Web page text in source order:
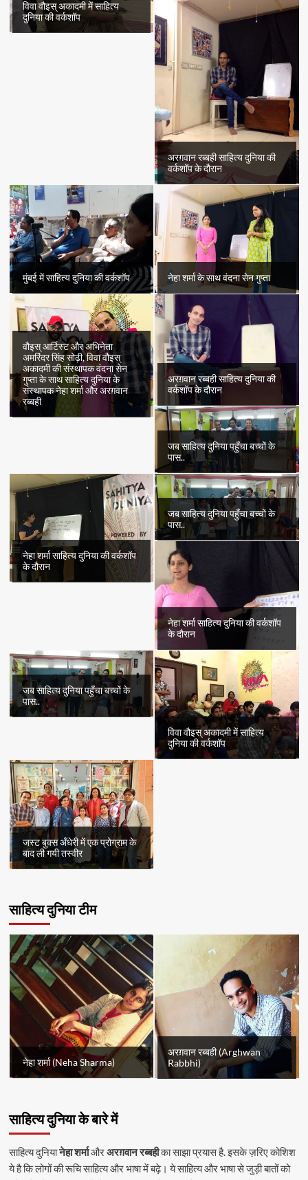
विवा वौइस् अकादमी में साहित्य
दुनिया की वर्कशॉप
अरग़वान रब्बही साहित्य दुनिया की
वर्कशॉप के दौरान
मुंबई में साहित्य दुनिया की वर्कशॉप नेहा शर्मा के साथ वंदना सेन गुप्ता
वौइस् आर्टिस्ट और अभिनेता
अमरिंदर सिंह सोढ़ी, विवा वौइस्
अकादमी की संस्थापक वंदना सेन
गुप्ता के साथ साहित्य दुनिया के
संस्थापक नेहा शर्मा और अरग़वान
रब्बही
अरग़वान रब्बही साहित्य दुनिया की
वर्कशॉप के दौरान
जब साहित्य दुनिया पहुँचा बच्चों के
पास..
नेहा शर्मा साहित्य दुनिया की वर्कशॉप
के दौरान
जब साहित्य दुनिया पहुँचा बच्चों के
पास..
नेहा शर्मा साहित्य दुनिया की वर्कशॉप
के दौरान
जब साहित्य दुनिया पहुँचा बच्चों के
पास..
विवा वौइस् अकादमी में साहित्य
दुनिया की वर्कशॉप
जस्ट बुक्स अँधेरी में एक प्रोग्राम के
बाद ली गयी तस्वीर
साहित्य दुनिया टीम
नेहा शर्मा (Neha Sharma)
अरग़वान रब्बही (Arghwan
Rabbhi)
साहित्य दुनिया के बारे में
साहित्य दुनियानेहा शर्माऔरअरग़वान रब्बहीका साझा प्रयास है. इसके ज़रिए कोशिश
ये है कि लोगों की रूचि साहित्य और भाषा में बढ़े। ये साहित्य और भाषा से जुड़ी बातों को